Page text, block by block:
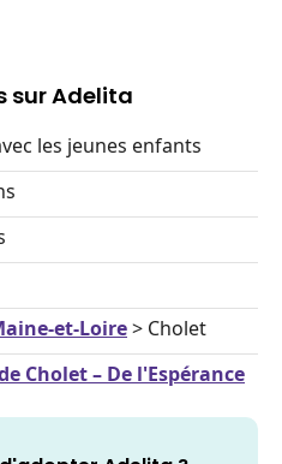
sur Adelita
les jeunes enfants
et-Loire> Cholet
Cholet – De l'Espérance